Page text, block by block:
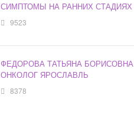
СИМПТОМЫ НА РАННИХ СТАДИЯХ
9523
ФЕДОРОВА ТАТЬЯНА БОРИСОВНА
ОНКОЛОГ ЯРОСЛАВЛЬ
8378